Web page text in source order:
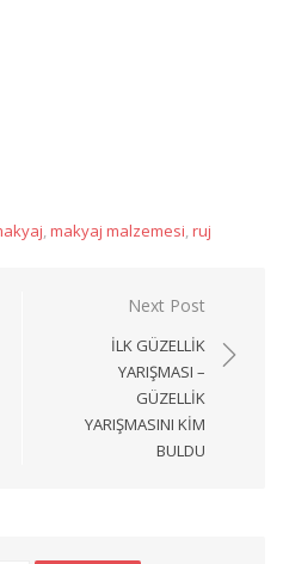
,makyaj malzemesi,ruj
Next Post
İLK GÜZELLIK
YARIŞMASI –
GÜZELLIK
YARIŞMASINI KIM
BULDU